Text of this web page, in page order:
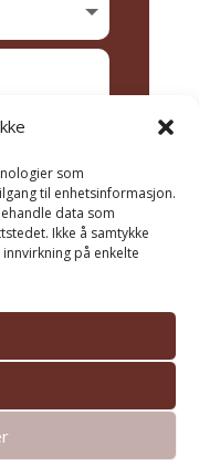
som
til enhetsinformasjon.
data som
Ikke å samtykke
på enkelte
SEND
og